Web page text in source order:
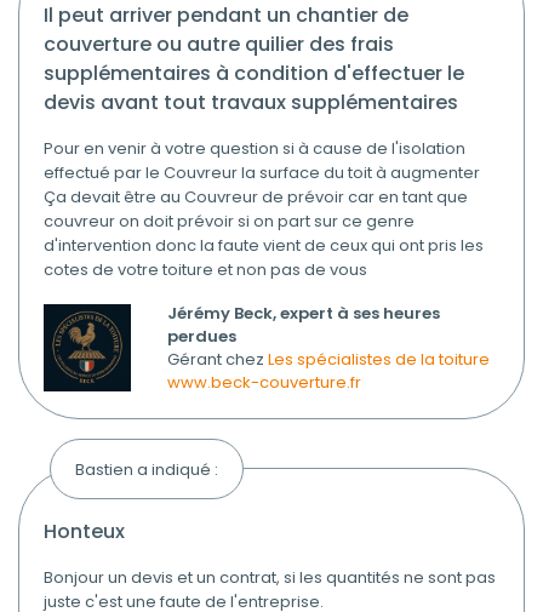
il peut arriver pendant un chantier de
couverture ou autre quilier des frais
supplémentaires à condition d'effectuer le
devis avant tout travaux supplémentaires
Pour en venir à votre question si à cause de l'isolation
effectué par le Couvreur la surface du toit à augmenter
Ça devait être au Couvreur de prévoir car en tant que
couvreur on doit prévoir si on part sur ce genre
d'intervention donc la faute vient de ceux qui ont pris les
cotes de votre toiture et non pas de vous
Jérémy Beck, expert à ses heures
perdues
Gérant chez Les spécialistes de la toiture
www.beck-couverture.fr
Bastien a indiqué :
honteux
Bonjour un devis et un contrat, si les quantités ne sont pas
juste c'est une faute de l'entreprise.